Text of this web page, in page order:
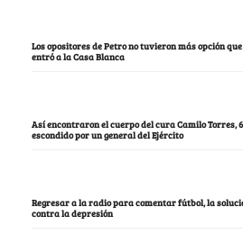
Los opositores de Petro no tuvieron más opción
entró a la Casa Blanca
Así encontraron el cuerpo del cura Camilo Torres,
escondido por un general del Ejército
Regresar a la radio para comentar fútbol, la
contra la depresión